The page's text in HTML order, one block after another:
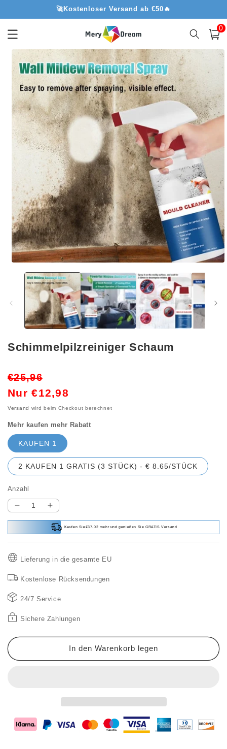
Inhalt
🚀Kostenloser Versand ab €50🔥
0
Modal
öffnen
Schimmelpilzreiniger Schaum
Normaler
Preis
€25,96
Verkaufspreis
Nur €12,98
Versand wird beim Checkout berechnet
Mehr kaufen mehr Rabatt
KAUFEN 1
2 KAUFEN 1 GRATIS (3 STÜCK) - € 8.65/STÜCK
Anzahl
Verringere
die
Schimmelpilzreiniger
Schaum
Erhöhe
die
Menge
Schaum
Kaufen Sie€37.02 mehr und genießen Sie GRATIS Versand
Lieferung in die gesamte EU
Kostenlose Rücksendungen
24/7 Service
Sichere Zahlungen
In den Warenkorb legen